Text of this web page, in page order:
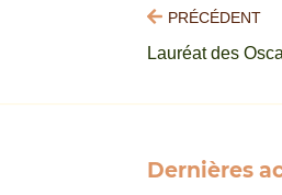
PRÉCÉDENT
Lauréat des
Dernières